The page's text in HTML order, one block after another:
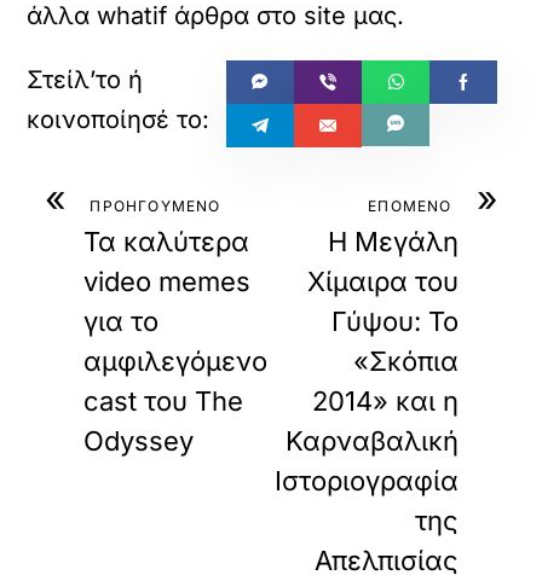
άλλα whatif άρθρα στο site μας.
« ΠΡΟΗΓΟΥΜΕΝΟ
Τα καλύτερα
video memes
για το
αμφιλεγόμενο
cast του The
Odyssey
»
ΕΠΟΜΕΝΟ
Η Μεγάλη
Χίμαιρα του
Γύψου: Το
«Σκόπια
2014» και η
Καρναβαλική
Ιστοριογραφία
της
Απελπισίας